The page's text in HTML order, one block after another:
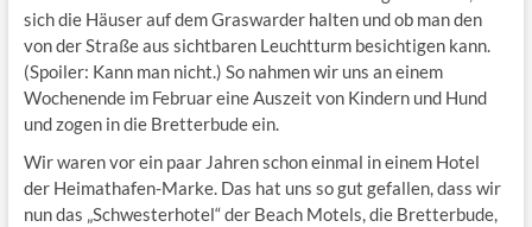
sich die Häuser auf dem Graswarder halten und ob man den
von der Straße aus sichtbaren Leuchtturm besichtigen kann.
(Spoiler: Kann man nicht.) So nahmen wir uns an einem
Wochenende im Februar eine Auszeit von Kindern und Hund
und zogen in die Bretterbude ein.
Wir waren vor ein paar Jahren schon einmal in einem Hotel
der Heimathafen-Marke. Das hat uns so gut gefallen, dass wir
nun das „Schwesterhotel“ der Beach Motels, die Bretterbude,